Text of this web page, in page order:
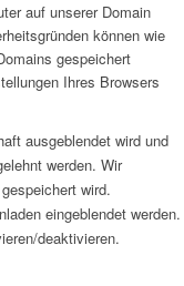
auf unserer Domain
können wie
gespeichert
Ihres Browsers
ausgeblendet wird und
werden. Wir
wird.
eingeblendet werden.
deaktivieren.